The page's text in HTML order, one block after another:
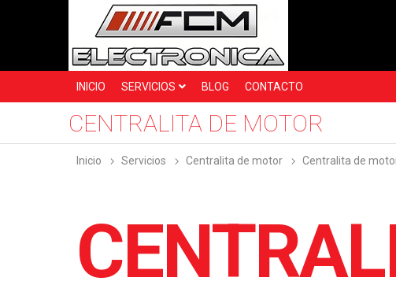
INICIO SERVICIOS BLOG CONTACTO
CENTRALITA DE MOTOR
inicio servicios centralita de motor centralita de